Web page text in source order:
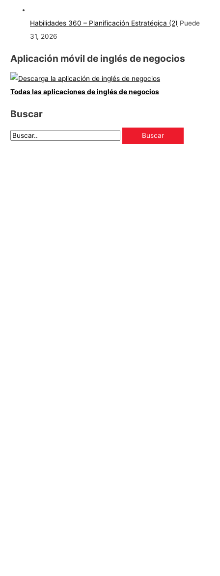
Habilidades 360 – Planificación Estratégica (2) Puede
31, 2026
Aplicación móvil de inglés de negocios
Todas las aplicaciones de inglés de negocios
Buscar